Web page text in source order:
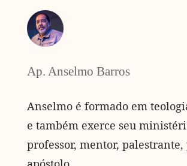
Ap. Anselmo Barros
Anselmo é formado em
e também exerce seu
professor, mentor, palestrante,